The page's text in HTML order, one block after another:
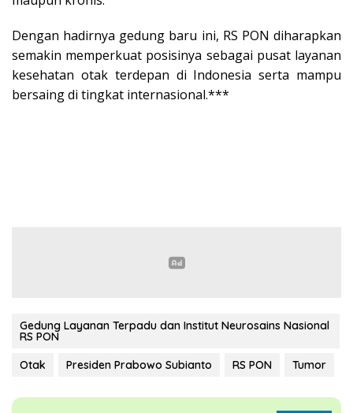
Dengan hadirnya gedung baru ini, RS PON diharapkan
semakin memperkuat posisinya sebagai pusat layanan
kesehatan otak terdepan di Indonesia serta mampu
bersaing di tingkat internasional.***
Gedung Layanan Terpadu dan Institut Neurosains Nasional
RS PON
Otak
Presiden Prabowo Subianto RS PON Tumor